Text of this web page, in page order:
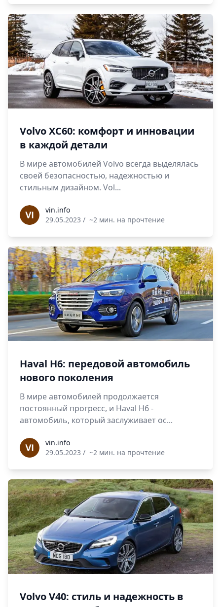
Volvo XC60: комфорт и инновации
в каждой детали
В мире автомобилей Volvo всегда выделялась
своей безопасностью, надежностью и
стильным дизайном. Vol...
vin.infovin.info
29.05.2023 / ~2 мин. на прочтение
Haval H6: передовой автомобиль
нового поколения
В мире автомобилей продолжается
постоянный прогресс, и Haval H6 -
автомобиль, который заслуживает ос...
vin.infovin.info
29.05.2023 / ~2 мин. на прочтение
Volvo V40: стиль и надежность в